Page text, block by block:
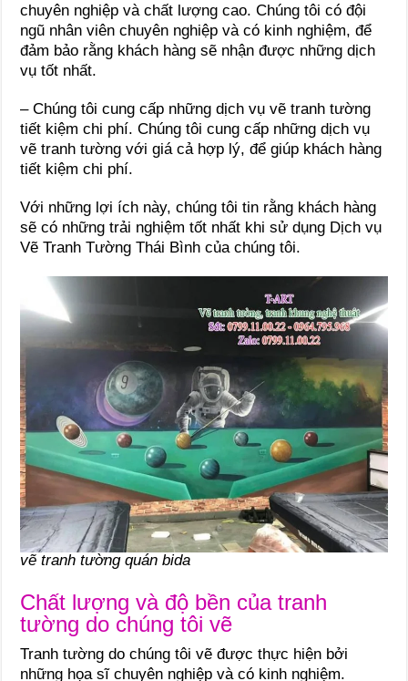
chuyên nghiệp và chất lượng cao. Chúng tôi có đội
ngũ nhân viên chuyên nghiệp và có kinh nghiệm, để
đảm bảo rằng khách hàng sẽ nhận được những dịch
vụ tốt nhất.
– Chúng tôi cung cấp những dịch vụ vẽ tranh tường
tiết kiệm chi phí. Chúng tôi cung cấp những dịch vụ
vẽ tranh tường với giá cả hợp lý, để giúp khách hàng
tiết kiệm chi phí.
Với những lợi ích này, chúng tôi tin rằng khách hàng
sẽ có những trải nghiệm tốt nhất khi sử dụng Dịch vụ
Vẽ Tranh Tường Thái Bình của chúng tôi.
vẽ tranh tường quán bida
Chất lượng và độ bền của tranh
tường do chúng tôi vẽ
Tranh tường do chúng tôi vẽ được thực hiện bởi
những họa sĩ chuyên nghiệp và có kinh nghiệm.